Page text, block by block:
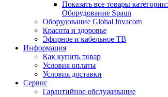
Показать все товары категории:
Оборудование Spaun
Оборудование Global Invacom
Красота и здоровье
Эфирное и кабельное ТВ
Информация
Как купить товар
Условия оплаты
Условия доставки
Сервис
Гарантийное обслуживание